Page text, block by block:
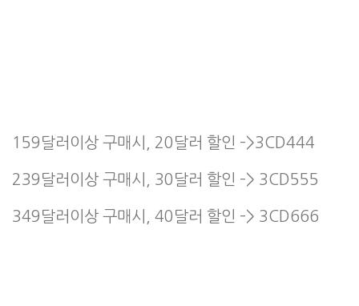
159달러이상 구매시, 20달러 할인 –>3CD444
239달러이상 구매시, 30달러 할인 –> 3CD555
349달러이상 구매시, 40달러 할인 –> 3CD666